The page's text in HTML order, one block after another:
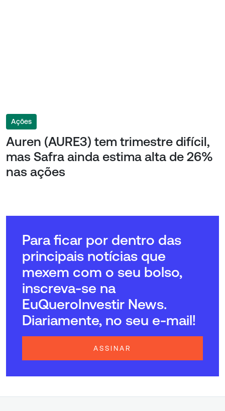
Ações
Auren (AURE3) tem trimestre difícil,
mas Safra ainda estima alta de 26%
nas ações
Para ficar por dentro das
principais notícias que
mexem com o seu bolso,
inscreva-se na
EuQueroInvestir News.
Diariamente, no seu e-mail!
ASSINAR